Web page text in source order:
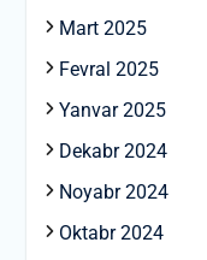
Mart 2025
Fevral 2025
Yanvar 2025
Dekabr 2024
Noyabr 2024
Oktabr 2024